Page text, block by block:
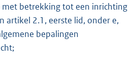
met betrekking tot een inrichting
artikel 2.1, eerste lid, onder e,
bepalingen